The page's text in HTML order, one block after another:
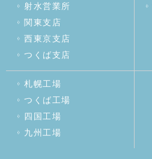
射水営業所
関東支店
西東京支店
つくば支店
札幌工場
つくば工場
四国工場
九州工場